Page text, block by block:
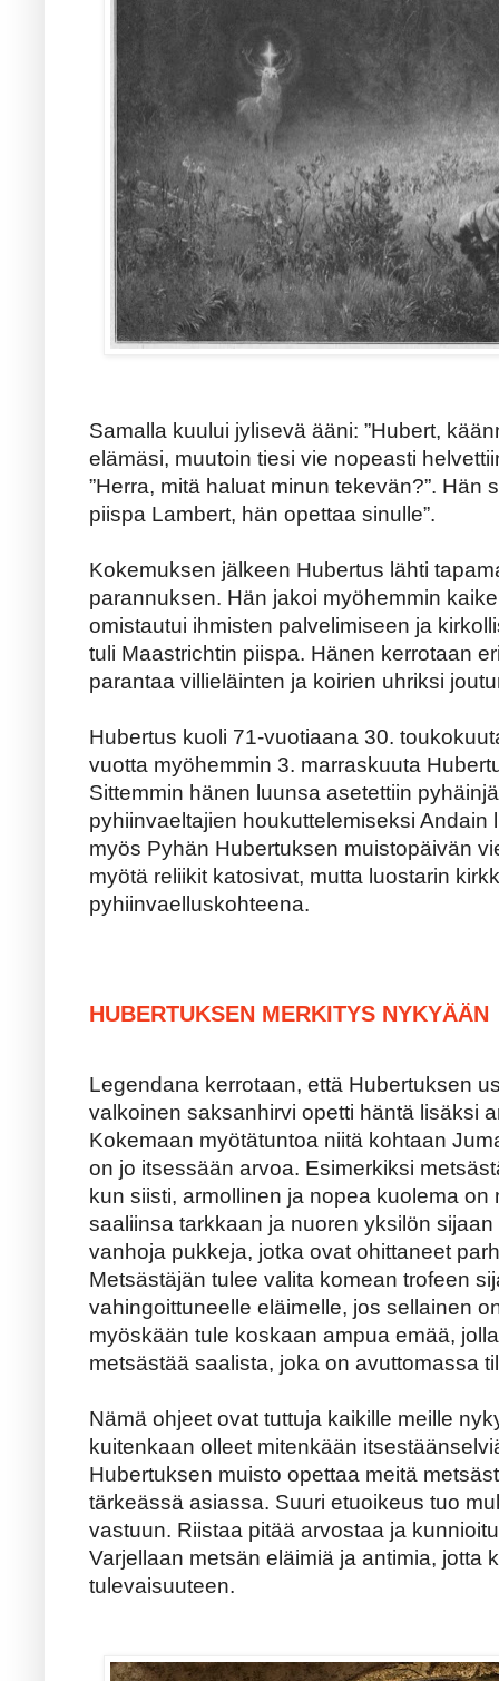
Samalla kuului jylisevä ääni: ”Hubert,
elämäsi, muutoin tiesi vie nopeasti
”Herra, mitä haluat minun tekevän?”. Hän
piispa Lambert, hän opettaa sinulle”.
Kokemuksen jälkeen Hubertus lähti
parannuksen. Hän jakoi myöhemmin
omistautui ihmisten palvelimiseen ja
tuli Maastrichtin piispa. Hänen kerrotaan
parantaa villieläinten ja koirien uhriksi
Hubertus kuoli 71-vuotiaana 30.
vuotta myöhemmin 3. marraskuuta
Sittemmin hänen luunsa asetettiin
pyhiinvaeltajien houkuttelemiseksi Andain
myös Pyhän Hubertuksen muistopäivän
myötä reliikit katosivat, mutta luostarin
pyhiinvaelluskohteena.
HUBERTUKSEN MERKITYS NYKYÄÄN
Legendana kerrotaan, että Hubertuksen
valkoinen saksanhirvi opetti häntä lisäksi
Kokemaan myötätuntoa niitä kohtaan
on jo itsessään arvoa. Esimerkiksi
kun siisti, armollinen ja nopea kuolema
saaliinsa tarkkaan ja nuoren yksilön
vanhoja pukkeja, jotka ovat ohittaneet
Metsästäjän tulee valita komean trofeen
vahingoittuneelle eläimelle, jos sellainen
myöskään tule koskaan ampua emää,
metsästää saalista, joka on avuttomassa
Nämä ohjeet ovat tuttuja kaikille meille
kuitenkaan olleet mitenkään
Hubertuksen muisto opettaa meitä
tärkeässä asiassa. Suuri etuoikeus tuo
vastuun. Riistaa pitää arvostaa ja
Varjellaan metsän eläimiä ja antimia, jotta
tulevaisuuteen.